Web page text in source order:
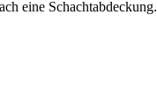
eine Schachtabdeckung.